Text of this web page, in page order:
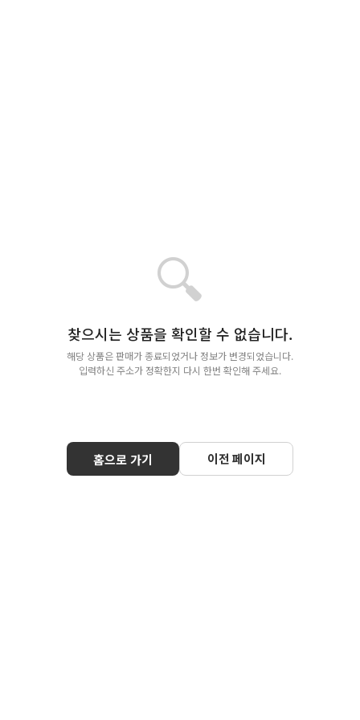
🔍
찾으시는 상품을 확인할 수 없습니다.
해당 상품은 판매가 종료되었거나 정보가 변경되었습니다.
입력하신 주소가 정확한지 다시 한번 확인해 주세요.
홈으로 가기 이전 페이지